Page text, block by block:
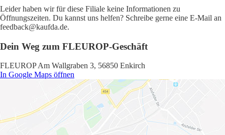
Leider haben wir für diese Filiale keine Informationen zu
Öffnungszeiten. Du kannst uns helfen? Schreibe gerne eine E-Mail an
feedback@kaufda.de.
Dein Weg zum FLEUROP-Geschäft
FLEUROP Am Wallgraben 3, 56850 Enkirch
In Google Maps öffnen